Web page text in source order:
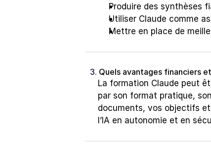
Produire des synthèses
Utiliser Claude comme
Mettre en place de
3. Quels avantages financiers
La formation Claude peut
par son format pratique,
documents, vos objectifs
l’IA en autonomie et en